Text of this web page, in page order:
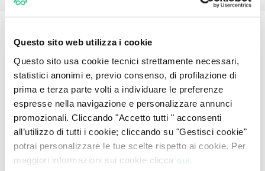
Questo sito web utilizza i cookie
Questo sito usa cookie tecnici strettamente necessari,
statistici anonimi e, previo consenso, di profilazione di
prima e terza parte volti a individuare le preferenze
espresse nella navigazione e personalizzare annunci
promozionali. Cliccando "Accetto tutti " acconsenti
all’utilizzo di tutti i cookie; cliccando su "Gestisci cookie"
potrai personalizzare le tue scelte rispetto ai cookie. Per
maggiori informazioni sui cookie clicca qui.
una Peugeot per la tua
convenienza
Peugeot è un marchio che ha fatto
dell’innovazione il suo cavallo di battaglia, una
casa automobilistica storica, che ha saputo
reinventarsi ogni volta, stando sempre un passo
più avanti.